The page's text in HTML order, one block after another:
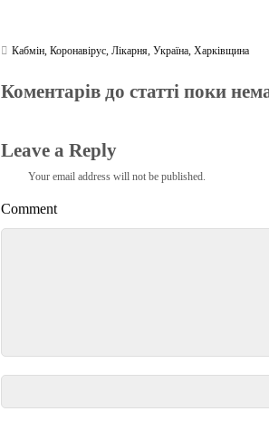
Кабмін,Коронавірус,Лікарня,Україна,Харківщина
Коментарів до статті поки
Leave a Reply
Your email address will not be published.
Comment